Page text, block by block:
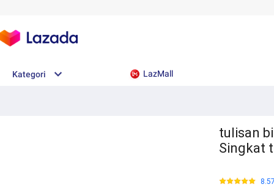
Kategori LazMall
tulisan
Singkat